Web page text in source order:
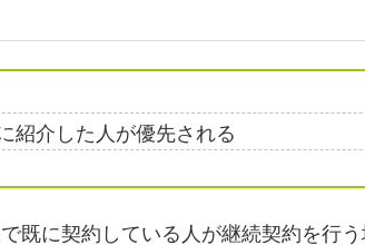
紹介した人が優先される
既に契約している人が継続契約を行